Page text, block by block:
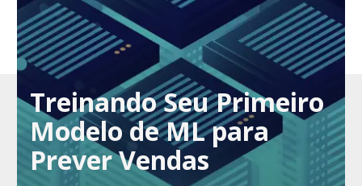
Treinando Seu Primeiro
Modelo de ML para
Prever Vendas